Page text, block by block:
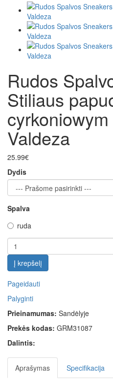
Rudos
Stiliaus
Valdeza
25.99€
Dydis
Spalva
ruda
Į krepšelį
Pageidauti
Palyginti
Prieinamumas: Sandėlyje
Prekės kodas: GRM31087
Dalintis:
Aprašymas Specifikacija